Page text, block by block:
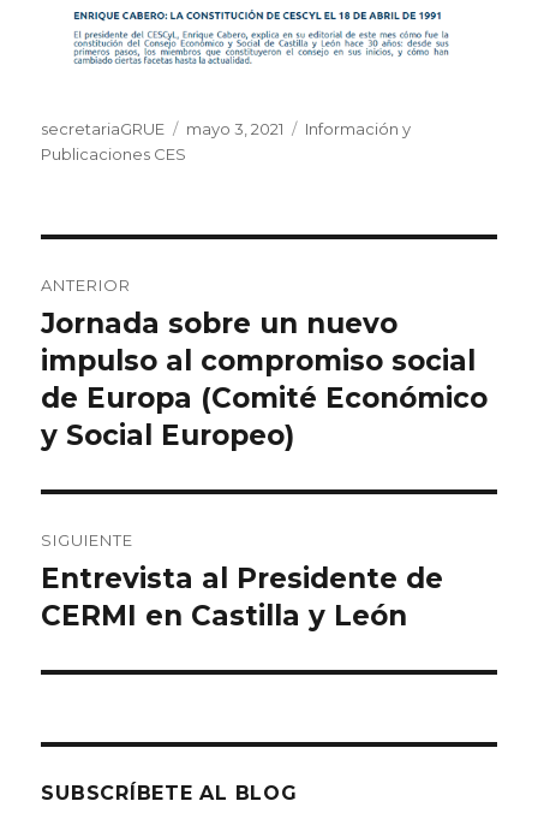
Autor
secretariaGRUE
Publicado
mayo 3, 2021 Categorías
Información y
Publicaciones CES
de
entradas
ANTERIOR
Entrada
anterior:
Jornada sobre un nuevo
impulso al compromiso social
de Europa (Comité Económico
y Social Europeo)
SIGUIENTE
Entrada
siguiente:
Entrevista al Presidente de
CERMI en Castilla y León
SUBSCRÍBETE AL BLOG